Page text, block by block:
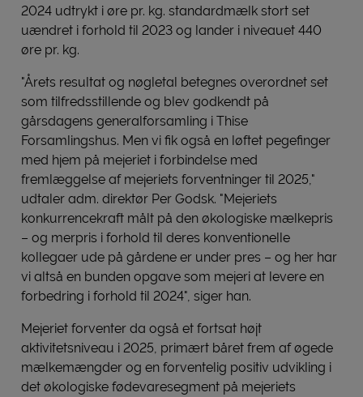
2024 udtrykt i øre pr. kg. standardmælk stort set
uændret i forhold til 2023 og lander i niveauet 440
øre pr. kg.
"Årets resultat og nøgletal betegnes overordnet set
som tilfredsstillende og blev godkendt på
gårsdagens generalforsamling i Thise
Forsamlingshus. Men vi fik også en løftet pegefinger
med hjem på mejeriet i forbindelse med
fremlæggelse af mejeriets forventninger til 2025,"
udtaler adm. direktør Per Godsk. "Mejeriets
konkurrencekraft målt på den økologiske mælkepris
– og merpris i forhold til deres konventionelle
kollegaer ude på gårdene er under pres – og her har
vi altså en bunden opgave som mejeri at levere en
forbedring i forhold til 2024", siger han.
Mejeriet forventer da også et fortsat højt
aktivitetsniveau i 2025, primært båret frem af øgede
mælkemængder og en forventelig positiv udvikling i
det økologiske fødevaresegment på mejeriets